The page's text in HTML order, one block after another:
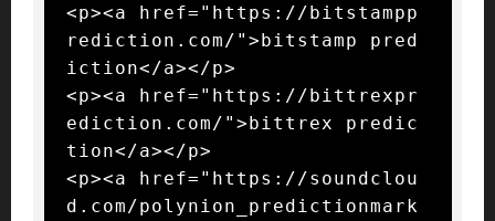
<p><a href="https://bitstampp
rediction.com/">bitstamp pred
iction</a></p>
<p><a href="https://bittrexpr
ediction.com/">bittrex predic
tion</a></p>
<p><a href="https://soundclou
d.com/polynion_predictionmark